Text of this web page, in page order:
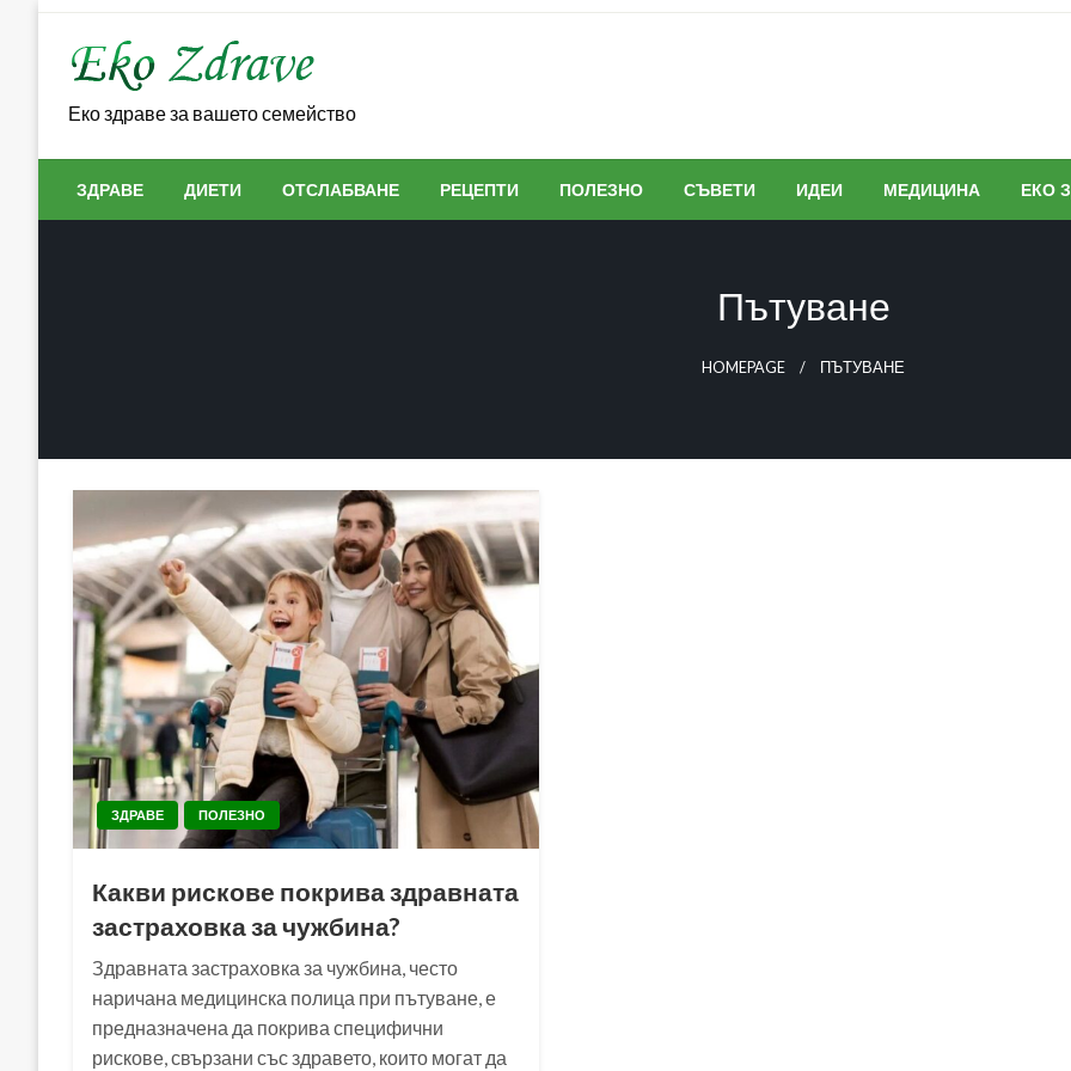
Еко здраве за вашето семейство
ЗДРАВЕ ДИЕТИ ОТСЛАБВАНЕ РЕЦЕПТИ ПОЛЕЗНО СЪВЕТИ ИДЕИ МЕДИЦИНА ЕКО
Пътуване
HOMEPAGE ПЪТУВАНЕ
ЗДРАВЕ ПОЛЕЗНО
Какви рискове покрива здравната
застраховка за чужбина?
Здравната застраховка за чужбина, често
наричана медицинска полица при пътуване, е
предназначена да покрива специфични
рискове, свързани със здравето, които могат да